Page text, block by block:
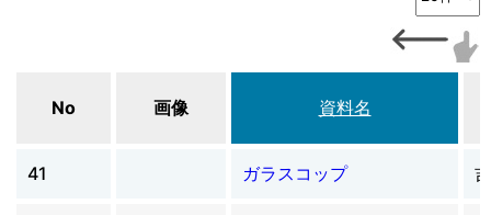
No 画像 資料名
41 ガラスコップ